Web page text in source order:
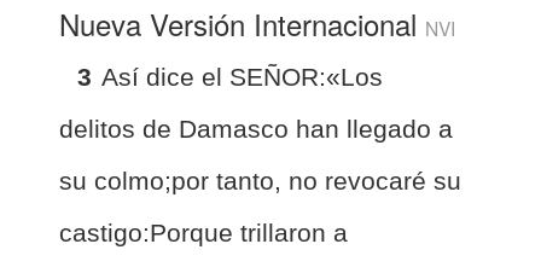
Nueva Versión Internacional NVI
3 Así dice el SEÑOR:«Los
delitos de Damasco han llegado a
su colmo;por tanto, no revocaré su
castigo:Porque trillaron a